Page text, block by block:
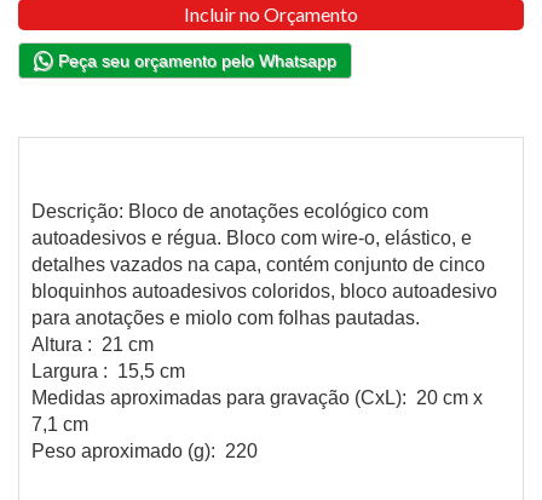
Incluir no Orçamento
Peça seu orçamento pelo Whatsapp
Descrição: Bloco de anotações ecológico com
autoadesivos e régua. Bloco com wire-o, elástico, e
detalhes vazados na capa, contém conjunto de cinco
bloquinhos autoadesivos coloridos, bloco autoadesivo
para anotações e miolo com folhas pautadas.
Altura : 21 cm
Largura : 15,5 cm
Medidas aproximadas para gravação (CxL): 20 cm x
7,1 cm
Peso aproximado (g): 220